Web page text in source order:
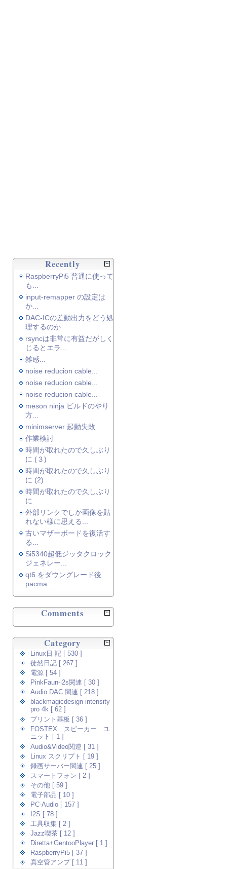
Recently
RaspberryPi5 普通に使って
も...
input-remapper の設定は
か...
DAC-ICの差動出力をどう処
理するのか
rsyncは非常に有益だがしく
じるとエラ...
雑感...
noise reducion cable...
noise reducion cable...
noise reducion cable...
meson ninja ビルドのやり
方...
minimserver 起動失敗
作業検討
時間が取れたので久しぶり
に (３)
時間が取れたので久しぶり
に (2)
時間が取れたので久しぶり
に
外部リンクでしか画像を貼
れない様に思える...
古いマザーボードを復活す
る...
Si5340超低ジッタクロック
ジェネレー...
qt6 をダウングレード後
pacma...
Comments
Category
Linux日 記 [ 530 ]
徒然日記 [ 267 ]
電源 [ 54 ]
PinkFaun-i2s関連 [ 30 ]
Audio DAC 関連 [ 218 ]
blackmagicdesign intensity
pro 4k [ 62 ]
プリント基板 [ 36 ]
FOSTEX スピーカー ユ
ニット [ 1 ]
Audio&Video関連 [ 31 ]
Linux スクリプト [ 19 ]
録画サーバー関連 [ 25 ]
スマートフォン [ 2 ]
その他 [ 59 ]
電子部品 [ 10 ]
PC-Audio [ 157 ]
I2S [ 78 ]
工具収集 [ 2 ]
Jazz喫茶 [ 12 ]
Diretta+GentooPlayer [ 1 ]
RaspberryPi5 [ 37 ]
真空管アンプ [ 11 ]